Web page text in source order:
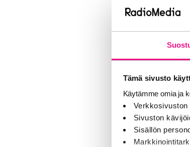
Tämä sivusto
Käytämme omia ja
Sivuston
Sisällön